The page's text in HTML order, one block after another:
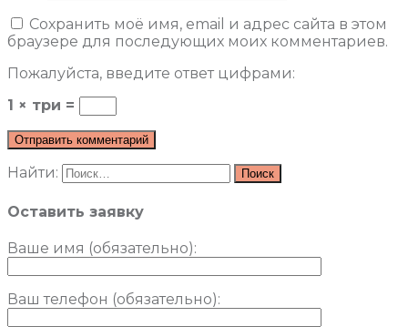
Сохранить моё имя, email и адрес сайта в этом
браузере для последующих моих комментариев.
Пожалуйста, введите ответ цифрами:
1 × три =
Найти:
Оставить заявку
Ваше имя (обязательно):
Ваш телефон (обязательно):